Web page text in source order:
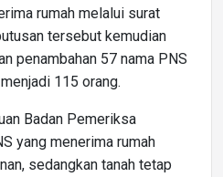
rumah melalui surat
tersebut kemudian
penambahan 57 nama PNS
115 orang.
Badan Pemeriksa
yang menerima rumah
sedangkan tanah tetap